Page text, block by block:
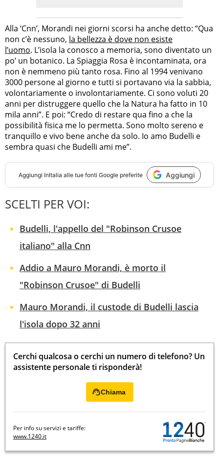
Alla ‘Cnn’, Morandi nei giorni scorsi ha anche detto: “Qua
non c’è nessuno, la bellezza è dove non esiste
l’uomo. L’isola la conosco a memoria, sono diventato un
po’ un botanico. La Spiaggia Rosa è incontaminata, ora
non è nemmeno più tanto rosa. Fino al 1994 venivano
3000 persone al giorno e tutti si portavano via la sabbia,
volontariamente o involontariamente. Ci sono voluti 20
anni per distruggere quello che la Natura ha fatto in 10
mila anni”. E poi: “Credo di restare qua fino a che la
possibilità fisica me lo permetta. Sono molto sereno e
tranquillo e vivo bene anche da solo. Io amo Budelli e
sembra quasi che Budelli ami me”.
Aggiungi InItalia alle tue fonti Google preferite Aggiungi
SCELTI PER VOI:
Budelli, l'appello del "Robinson Crusoe
italiano" alla Cnn
Addio a Mauro Morandi, è morto il
"Robinson Crusoe" di Budelli
Mauro Morandi, il custode di Budelli lascia
l'isola dopo 32 anni
Cerchi qualcosa o cerchi un numero di telefono? Un
assistente personale ti risponderà!
Chiama
Per info su servizi e tariffe:
www.1240.it